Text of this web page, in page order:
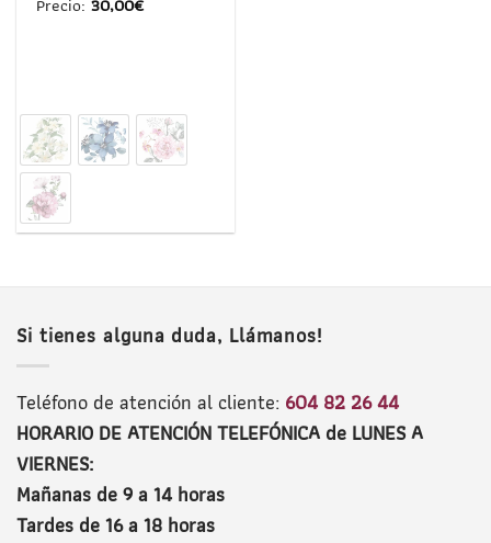
Si tienes alguna duda, Llámanos!
Teléfono de atención al cliente: 604 82 26 44
HORARIO DE ATENCIÓN TELEFÓNICA de LUNES A
VIERNES:
Mañanas de 9 a 14 horas
Tardes de 16 a 18 horas